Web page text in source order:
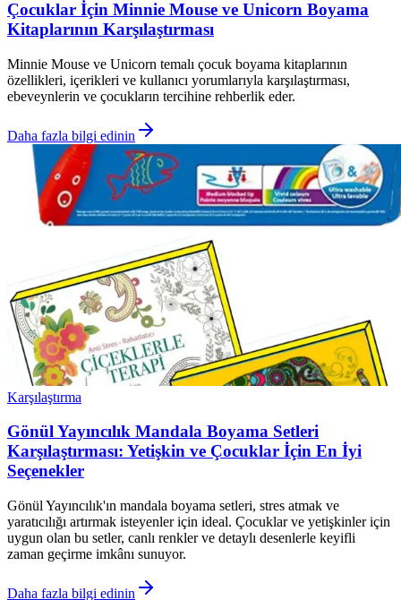
Çocuklar İçin Minnie Mouse ve Unicorn Boyama
Kitaplarının Karşılaştırması
Minnie Mouse ve Unicorn temalı çocuk boyama kitaplarının
özellikleri, içerikleri ve kullanıcı yorumlarıyla karşılaştırması,
ebeveynlerin ve çocukların tercihine rehberlik eder.
Daha fazla bilgi edinin
Karşılaştırma
Gönül Yayıncılık Mandala Boyama Setleri
Karşılaştırması: Yetişkin ve Çocuklar İçin En İyi
Seçenekler
Gönül Yayıncılık'ın mandala boyama setleri, stres atmak ve
yaratıcılığı artırmak isteyenler için ideal. Çocuklar ve yetişkinler için
uygun olan bu setler, canlı renkler ve detaylı desenlerle keyifli
zaman geçirme imkânı sunuyor.
Daha fazla bilgi edinin